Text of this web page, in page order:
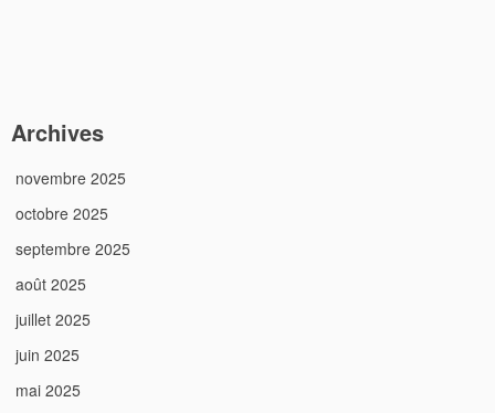
Archives
novembre 2025
octobre 2025
septembre 2025
août 2025
juillet 2025
juin 2025
mai 2025